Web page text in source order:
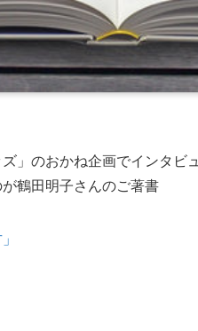
」のおかね企画でインタビ
鶴田明子さんのご著書